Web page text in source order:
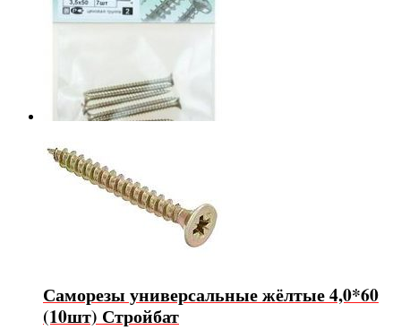
Саморезы универсальные жёлтые 4,0*60
(10шт) Стройбат